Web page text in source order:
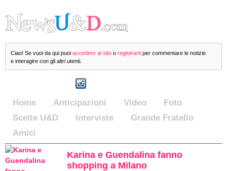
Ciao! Se vuoi da qui puoi accedere al sito o registrarti per commentare le notizie
e interagire con gli altri utenti.
Home Anticipazioni Video
Foto
Scelte U&D
Interviste
Grande Fratello
Amici
Karina e Guendalina fanno
shopping a Milano